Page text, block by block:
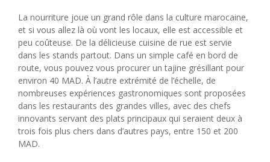
La nourriture joue un grand rôle dans la culture marocaine,
et si vous allez là où vont les locaux, elle est accessible et
peu coûteuse. De la délicieuse cuisine de rue est servie
dans les stands partout. Dans un simple café en bord de
route, vous pouvez vous procurer un tajine grésillant pour
environ 40 MAD. À l’autre extrémité de l’échelle, de
nombreuses expériences gastronomiques sont proposées
dans les restaurants des grandes villes, avec des chefs
innovants servant des plats principaux qui seraient deux à
trois fois plus chers dans d’autres pays, entre 150 et 200
MAD.